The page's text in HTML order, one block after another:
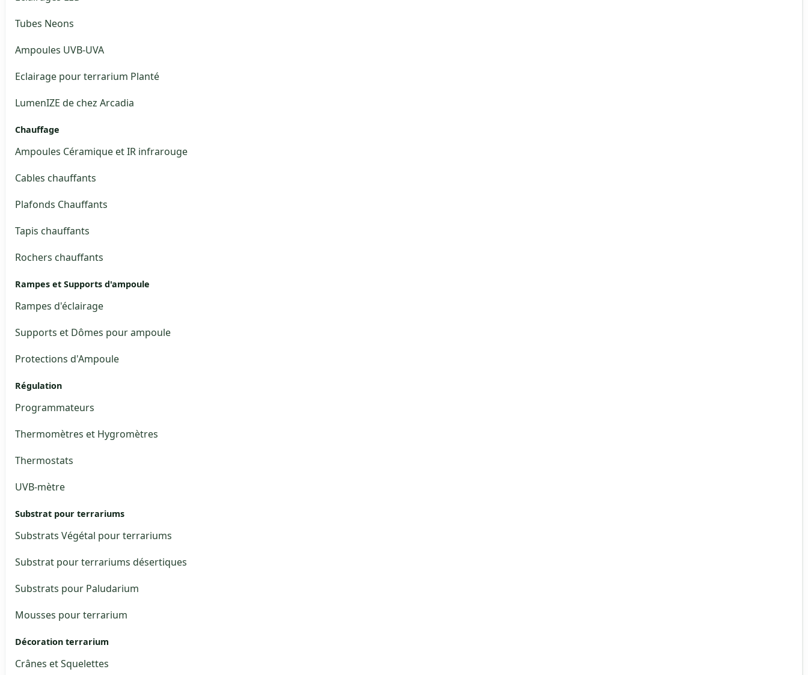
Tubes Neons
Ampoules UVB-UVA
Eclairage pour terrarium Planté
LumenIZE de chez Arcadia
Chauffage
Ampoules Céramique et IR infrarouge
Cables chauffants
Plafonds Chauffants
Tapis chauffants
Rochers chauffants
Rampes et Supports d'ampoule
Rampes d'éclairage
Supports et Dômes pour ampoule
Protections d'Ampoule
Régulation
Programmateurs
Thermomètres et Hygromètres
Thermostats
UVB-mètre
Substrat pour terrariums
Substrats Végétal pour terrariums
Substrat pour terrariums désertiques
Substrats pour Paludarium
Mousses pour terrarium
Décoration terrarium
Crânes et Squelettes